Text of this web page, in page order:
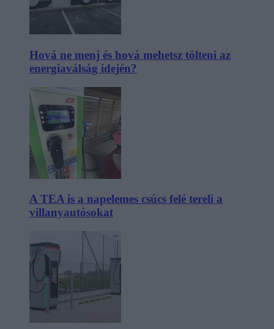
Hová ne menj és hová mehetsz tölteni az
energiaválság idején?
A TEA is a napelemes csúcs felé tereli a
villanyautósokat